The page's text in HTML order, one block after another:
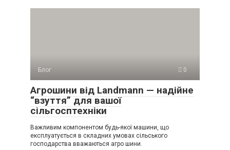
Блог 0
Агрошини від Landmann — надійне
“взуття” для вашої
сільгосптехніки
Важливим компонентом будь-якої машини, що
експлуатується в складних умовах сільського
господарства вважаються агро шини.